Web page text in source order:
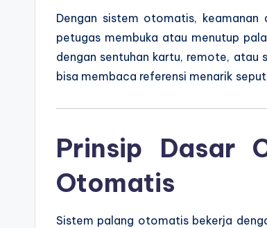
Dengan sistem otomatis, keamanan
petugas membuka atau menutup
dengan sentuhan kartu, remote,
bisa membaca referensi menarik
Prinsip Dasar
Otomatis
Sistem palang otomatis bekerja